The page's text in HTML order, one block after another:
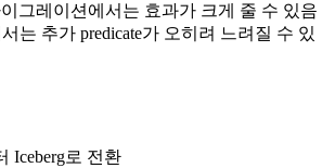
그레이션에서는 효과가 크게 줄 수 있음
는 추가 predicate가 오히려 느려질 수 있
Iceberg로 전환